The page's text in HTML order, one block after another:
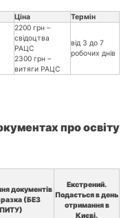
Ціна Термін
2200 грн –
свідоцтва
РАЦС
2300 грн –
витяги РАЦС
від 3 до 7
робочих днів
про освіту
документів
(БЕЗ
Екстрений.
Подається в день
отримання в
Києві.